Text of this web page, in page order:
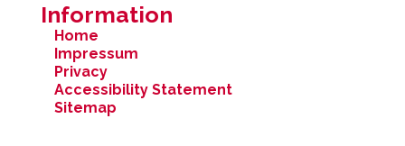
Information
Home
Impressum
Privacy
Accessibility Statement
Sitemap